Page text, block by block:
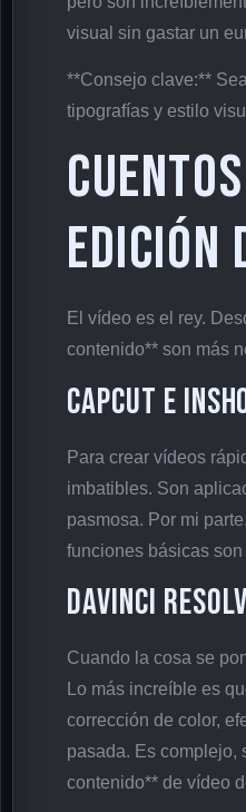
visual sin gastar un
**Consejo clave:**
tipografías y estilo
Edición
El vídeo es el rey.
contenido** son más
CapCut e
Para crear vídeos
imbatibles. Son
pasmosa. Por mi
funciones básicas son
DaVinci
Cuando la cosa se
Lo más increíble es
corrección de color,
pasada. Es complejo,
contenido** de vídeo